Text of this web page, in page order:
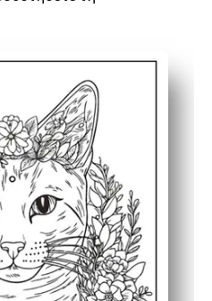
- απλά εκτυπώνετε και
σας δίνει μια σωστή
να χαλαρώσετε τις γωνίες,
δοκιμάσετε νέες παλέτες